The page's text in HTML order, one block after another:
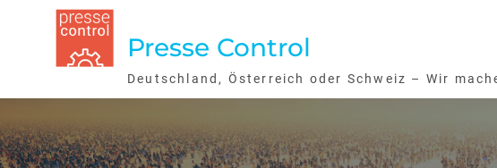
Presse Control
Deutschland, Österreich oder Schweiz – Wir